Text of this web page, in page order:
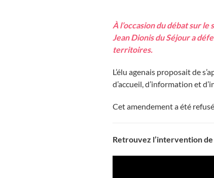
À l’occasion du débat sur
Jean Dionis du Séjour a
territoires.
L’élu agenais proposait de
d’accueil, d’information et
Cet amendement a été
Retrouvez l’intervention